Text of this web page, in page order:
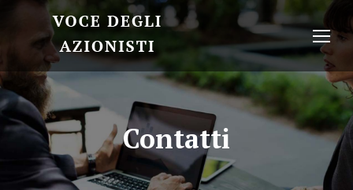
Contatti